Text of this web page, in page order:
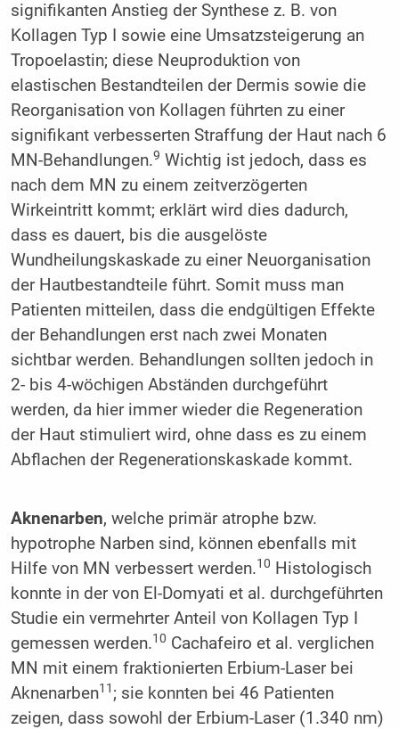
signifikanten Anstieg der Synthese z. B. von
Kollagen Typ I sowie eine Umsatzsteigerung an
Tropoelastin; diese Neuproduktion von
elastischen Bestandteilen der Dermis sowie die
Reorganisation von Kollagen führten zu einer
signifikant verbesserten Straffung der Haut nach 6
MN-Behandlungen.9 Wichtig ist jedoch, dass es
nach dem MN zu einem zeitverzögerten
Wirkeintritt kommt; erklärt wird dies dadurch,
dass es dauert, bis die ausgelöste
Wundheilungskaskade zu einer Neuorganisation
der Hautbestandteile führt. Somit muss man
Patienten mitteilen, dass die endgültigen Effekte
der Behandlungen erst nach zwei Monaten
sichtbar werden. Behandlungen sollten jedoch in
2- bis 4-wöchigen Abständen durchgeführt
werden, da hier immer wieder die Regeneration
der Haut stimuliert wird, ohne dass es zu einem
Abflachen der Regenerationskaskade kommt.
Aknenarben, welche primär atrophe bzw.
hypotrophe Narben sind, können ebenfalls mit
Hilfe von MN verbessert werden.10 Histologisch
konnte in der von El-Domyati et al. durchgeführten
Studie ein vermehrter Anteil von Kollagen Typ I
gemessen werden.10 Cachafeiro et al. verglichen
MN mit einem fraktionierten Erbium-Laser bei
Aknenarben11 ; sie konnten bei 46 Patienten
zeigen, dass sowohl der Erbium-Laser (1.340 nm)